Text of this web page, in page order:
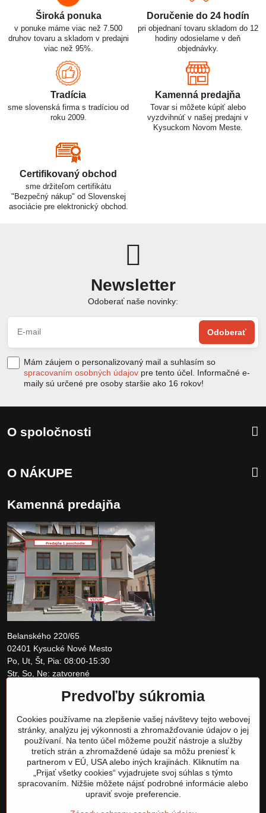
Široká ponuka
v ponuke máme viac než 7.500
druhov tovaru a skladom v predajni
viac než 95%.
Doručenie do 24 hodín
pri objednaní tovaru skladom do 12
hodiny odosielame v deň
objednávky.
Tradícia
sme slovenská firma s tradíciou od
roku 2009.
Kamenná predajňa
Tovar si môžete kúpiť alebo
vyzdvihnúť v našej predajni v
Kysuckom Novom Meste.
Certifikovaný obchod
sme držiteľom certifikátu
"Bezpečný nákup" od Slovenskej
asociácie pre elektronický obchod.
Newsletter
Odoberať naše novinky:
Odoberať
Mám záujem o personalizovaný mail a suhlasím so
spracovaním osobných údajov pre tento účel. Informačné e-
maily sú určené pre osoby staršie ako 16 rokov!
O spoločnosti
O NÁKUPE
Kamenná predajňa
Belanského 220/65
02401 Kysucké Nové Mesto
Po, Ut, Št, Pia: 08:00-15:30
Str, So, Ne: zatvorené
obchod@tomshardware.sk
Predvoľby súkromia
Cookies používame na zlepšenie vašej návštevy tejto webovej
stránky, analýzu jej výkonnosti a zhromažďovanie údajov o jej
používaní. Na tento účel môžeme použiť nástroje a služby
tretích strán a zhromaždené údaje sa môžu preniesť k
partnerom v EÚ, USA alebo iných krajinách. Kliknutím na
„Prijať všetky cookies“ vyjadrujete svoj súhlas s týmto
spracovaním. Nižšie môžete nájsť podrobné informácie alebo
upraviť svoje preferencie.